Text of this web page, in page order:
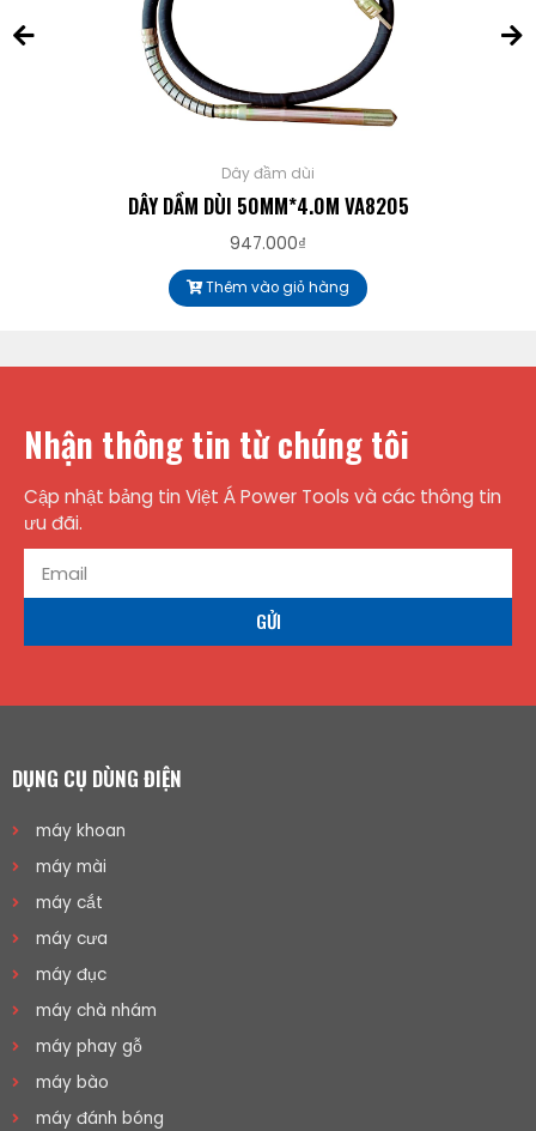
Dây đầm dùi
DÂY DẦM DÙI 50MM*4.0M VA8205
947.000₫
Thêm vào giỏ hàng
Nhận thông tin từ chúng tôi
Cập nhật bảng tin Việt Á Power Tools và các thông tin
ưu đãi.
GỬI
DỤNG CỤ DÙNG ĐIỆN
máy khoan
máy mài
máy cắt
máy cưa
máy đục
máy chà nhám
máy phay gỗ
máy bào
máy đánh bóng